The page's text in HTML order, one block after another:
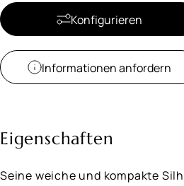
Konfigurieren
Informationen anfordern
Eigenschaften
Seine weiche und kompakte